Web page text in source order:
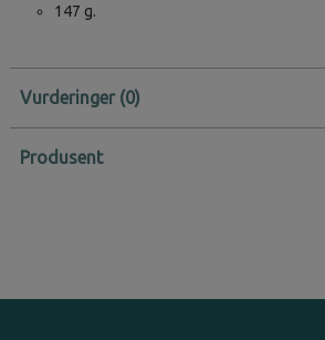
147 g.
Vurderinger
Produsent